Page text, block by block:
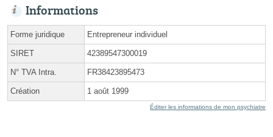
Informations
Forme juridique Entrepreneur individuel
SIRET 42389547300019
N° TVA Intra. FR38423895473
Création 1 août 1999
Éditer les informations de mon psychiatre